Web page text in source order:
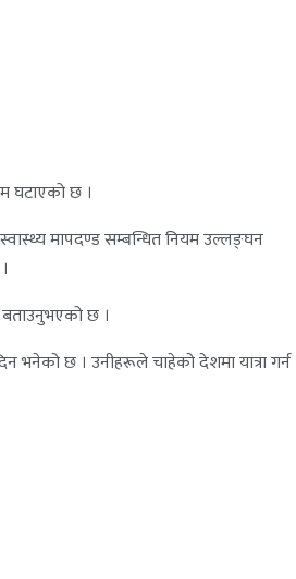
घटाएको छ ।
मापदण्ड सम्बन्धित नियम उल्लङ्घन
छ ।
भनेको छ । उनीहरूले चाहेको देशमा यात्रा गर्न